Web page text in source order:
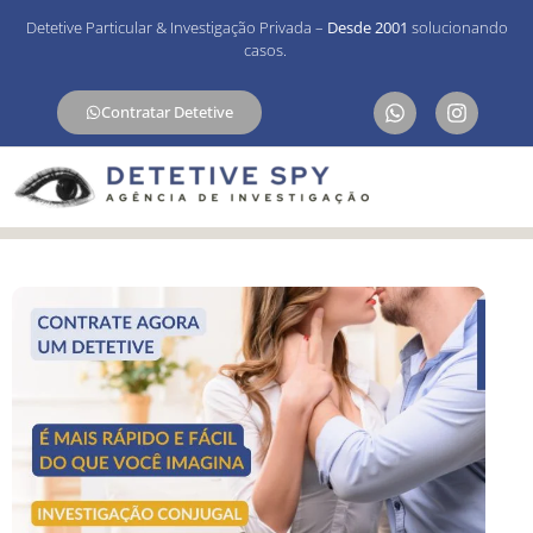
Detetive Particular & Investigação Privada – Desde 2001 solucionando
casos.
Contratar Detetive